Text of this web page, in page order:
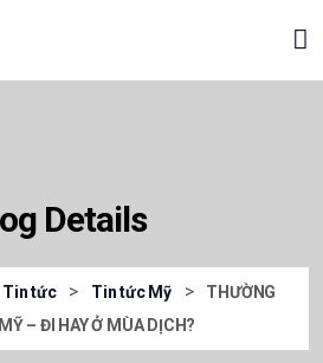
Details
Tin tức > Tin tức Mỹ >
THƯỜNG
– ĐI HAY Ở MÙA DỊCH?